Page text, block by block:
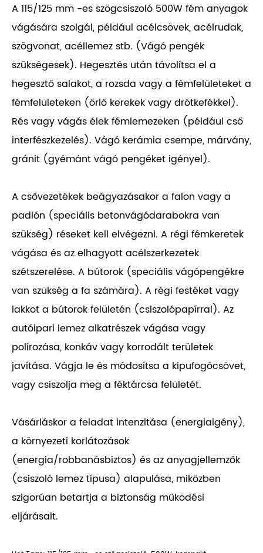
A 115/125 mm -es szögcsiszoló 500W fém anyagok
vágására szolgál, például acélcsövek, acélrudak,
szögvonat, acéllemez stb. (Vágó pengék
szükségesek). Hegesztés után távolítsa el a
hegesztő salakot, a rozsda vagy a fémfelületeket a
fémfelületeken (őrlő kerekek vagy drótkefékkel).
Rés vagy vágás élek fémlemezeken (például cső
interfészkezelés). Vágó kerámia csempe, márvány,
gránit (gyémánt vágó pengéket igényel).
A csővezetékek beágyazásakor a falon vagy a
padlón (speciális betonvágódarabokra van
szükség) réseket kell elvégezni. A régi fémkeretek
vágása és az elhagyott acélszerkezetek
szétszerelése. A bútorok (speciális vágópengékre
van szükség a fa számára). A régi festéket vagy
lakkot a bútorok felületén (csiszolópapírral). Az
autóipari lemez alkatrészek vágása vagy
polírozása, konkáv vagy korrodált területek
javítása. Vágja le és módosítsa a kipufogócsövet,
vagy csiszolja meg a féktárcsa felületét.
Vásárláskor a feladat intenzitása (energiaigény),
a környezeti korlátozások
(energia/robbanásbiztos) és az anyagjellemzők
(csiszoló lemez típusa) alapulása, miközben
szigorúan betartja a biztonság működési
eljárásait.